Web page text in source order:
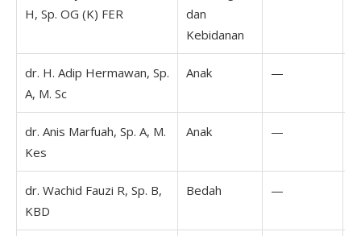
H, Sp. OG (K) FER
dan
Kebidanan
dr. H. Adip Hermawan, Sp.
A, M. Sc
Anak —
dr. Anis Marfuah, Sp. A, M.
Kes
Anak —
dr. Wachid Fauzi R, Sp. B,
KBD
Bedah —